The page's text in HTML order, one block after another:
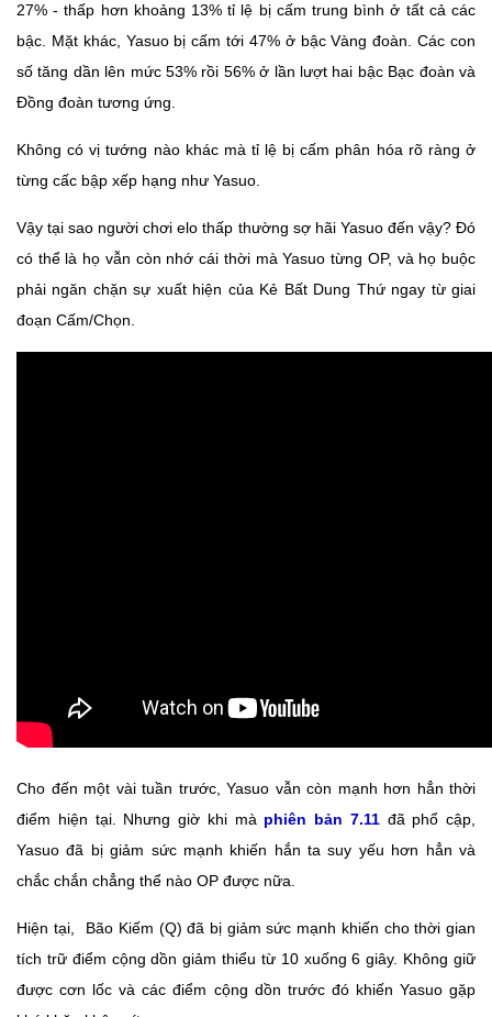
27% - thấp hơn khoảng 13% tỉ lệ bị cấm trung bình ở tất cả các
bậc. Mặt khác, Yasuo bị cấm tới 47% ở bậc Vàng đoàn. Các con
số tăng dần lên mức 53% rồi 56% ở lần lượt hai bậc Bạc đoàn và
Đồng đoàn tương ứng.
Không có vị tướng nào khác mà tỉ lệ bị cấm phân hóa rõ ràng ở
từng cấc bập xếp hạng như Yasuo.
Vậy tại sao người chơi elo thấp thường sợ hãi Yasuo đến vậy? Đó
có thể là họ vẫn còn nhớ cái thời mà Yasuo từng OP, và họ buộc
phải ngăn chặn sự xuất hiện của Kẻ Bất Dung Thứ ngay từ giai
đoạn Cấm/Chọn.
Cho đến một vài tuần trước, Yasuo vẫn còn mạnh hơn hẳn thời
điểm hiện tại. Nhưng giờ khi mà phiên bản 7.11đã phổ cập,
Yasuo đã bị giảm sức mạnh khiến hắn ta suy yếu hơn hẳn và
chắc chắn chẳng thể nào OP được nữa.
Hiện tại,
Bão Kiếm (Q) đã bị giảm sức mạnh khiến cho thời gian
tích trữ điểm cộng dồn giảm thiểu từ 10 xuống 6 giây. Không giữ
được cơn lốc và các điểm cộng dồn trước đó khiến Yasuo gặp